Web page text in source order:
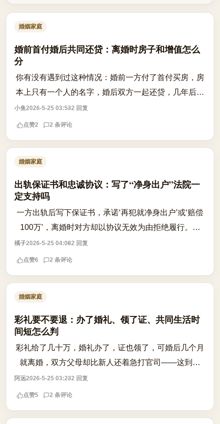
婚姻家庭
婚前首付婚后共同还贷：离婚时房子和增值怎么
分
你有没有遇到过这种情况：婚前一方付了首付买房，房
本上只有一个人的名字，婚后双方一起还贷，几年后感
情破裂离婚，才发现房子的分割远不像‘一人一半’那么
简单？ 根据《民法典》第1062条和第1...
小鱼2026-5-25 03:532 回复
点赞2 2 条评论
婚姻家庭
出轨保证书和忠诚协议：写了“净身出户”法院一
定支持吗
一方出轨后写下保证书，承诺‘再犯就净身出户’或‘赔偿
100万’，离婚时对方却以协议无效为由拒绝履行。这
类‘忠诚协议’到底有没有法律效力？ 根据《民法典》第
1043条，夫妻应当互相忠实，但该...
橘子2026-5-25 04:082 回复
点赞6 2 条评论
婚姻家庭
彩礼要不要退：办了婚礼、领了证、共同生活时
间短怎么判
彩礼给了几十万，婚礼办了，证也领了，可婚后几个月
就离婚，双方父母却比新人还着急打官司——这到底
是‘感情破裂’，还是‘彩礼返还’的争议战场？ 根据《民法
典》及相关司法解释，彩礼是否应...
阿远2026-5-25 03:232 回复
点赞5 2 条评论